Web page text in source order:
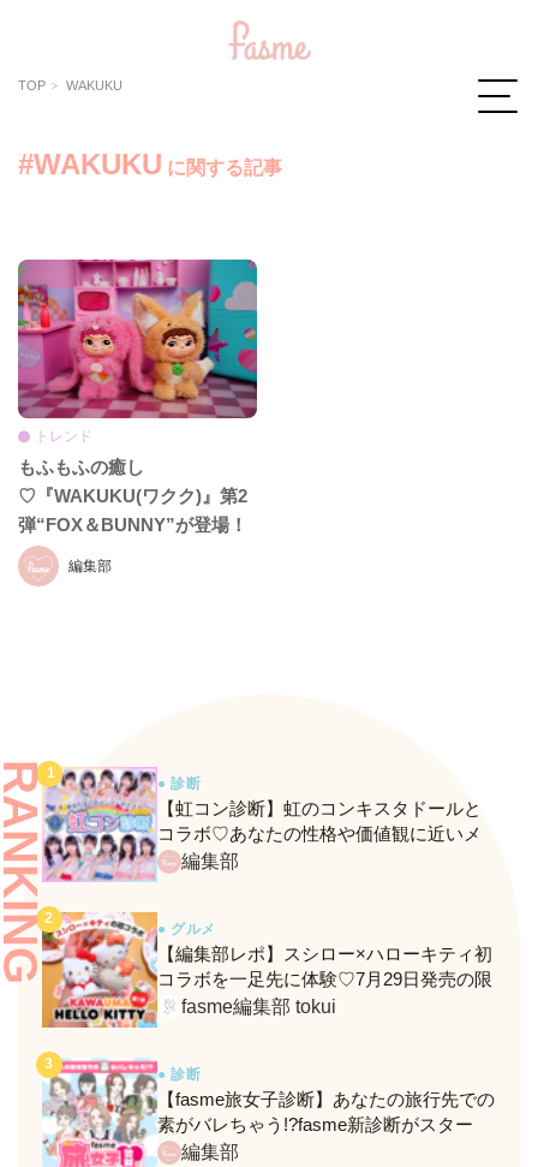
TOP WAKUKU
#WAKUKU に関する記事
編集部
トレンド
もふもふの癒し
♡『WAKUKU(ワクク)』第2
弾“FOX＆BUNNY”が登場！
激レアシークレットも見逃せ
ない♪
● 診断
【虹コン診断】虹のコンキスタドールと
コラボ♡あなたの性格や価値観に近いメ
ンバーがわかる、fasmeの新診断がスター
編集部
● グルメ
【編集部レポ】スシロー×ハローキティ初
コラボを一足先に体験♡7月29日発売の限
定メニュー＆グッズをレポ！
fasme編集部 tokui
● 診断
【fasme旅女子診断】あなたの旅行先での
素がバレちゃう!?fasme新診断がスター
ト！編集部